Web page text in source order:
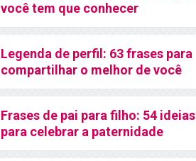
você tem que conhecer
Legenda de perfil: 63 frases para
compartilhar o melhor de você
Frases de pai para filho: 54 ideias
para celebrar a paternidade